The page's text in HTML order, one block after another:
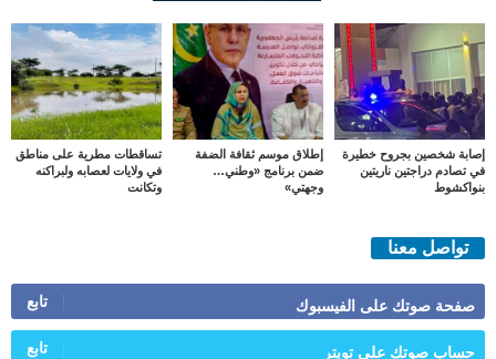
إصابة شخصين بجروح خطيرة
في تصادم دراجتين ناريتين
بنواكشوط
إطلاق موسم ثقافة الضفة
ضمن برنامج «وطني…
وجهتي»
تساقطات مطرية على مناطق
في ولايات لعصابه ولبراكنه
وتكانت
تواصل معنا
صفحة صوتك على الفيسبوك تابع
حساب صوتك على تويتر تابع